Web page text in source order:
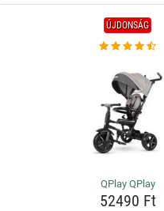
ÚJDONSÁG
QPlay QPlay
52490 Ft